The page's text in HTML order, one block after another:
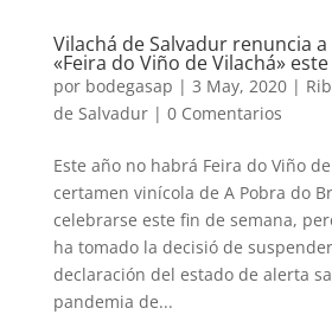
Vilachá de Salvadur renuncia
«Feira do Viño de Vilachá»
por bodegasap | 3 May, 2020|
de Salvadur| 0 Comentarios
Este año no habrá Feira do Viño
certamen vinícola de A Pobra do
celebrarse este fin de semana,
ha tomado la decisió de
declaración del estado de alerta
pandemia de...